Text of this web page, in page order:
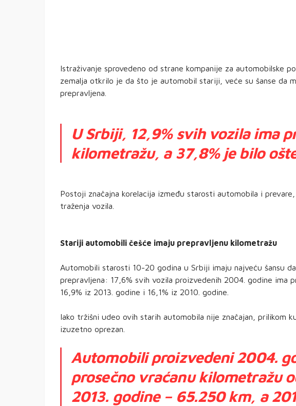
Istraživanje sprovedeno od strane kompanije za automobilske
zemalja otkrilo je da što je automobil stariji, veće su šanse da
prepravljena.
U Srbiji, 12,9% svih vozila ima
kilometražu, a 37,8% je bilo
Postoji značajna korelacija između starosti automobila i
traženja vozila.
Stariji automobili češće imaju prepravljenu kilometražu
Automobili starosti 10-20 godina u Srbiji imaju najveću šansu
prepravljena: 17,6% svih vozila proizvedenih 2004. godine ima
16,9% iz 2013. godine i 16,1% iz 2010. godine.
Iako tržišni udeo ovih starih automobila nije značajan, prilikom
izuzetno oprezan.
Automobili proizvedeni 2004.
prosečno vraćanu kilometražu
2013. godine – 65.250 km, a